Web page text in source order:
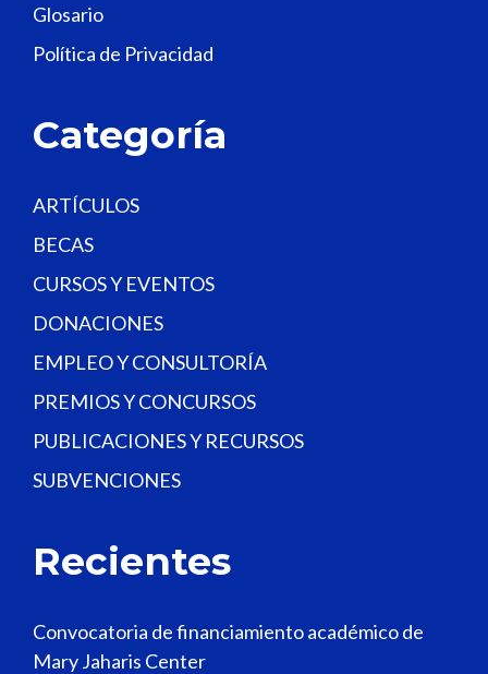
d
b
n
.
Glosario
Política de Privacidad
Categoría
ARTÍCULOS
BECAS
CURSOS Y EVENTOS
DONACIONES
EMPLEO Y CONSULTORÍA
PREMIOS Y CONCURSOS
PUBLICACIONES Y RECURSOS
SUBVENCIONES
Recientes
Convocatoria de financiamiento académico de
Mary Jaharis Center